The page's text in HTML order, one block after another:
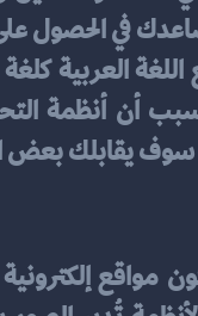
في الحصول
سوف يقابلك